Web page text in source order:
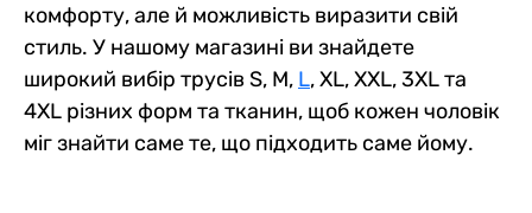
комфорту, але й можливість виразити свій
стиль. У нашому магазині ви знайдете
широкий вибір трусів S, M, L, XL, XXL, 3XL та
4XL різних форм та тканин, щоб кожен чоловік
міг знайти саме те, що підходить саме йому.